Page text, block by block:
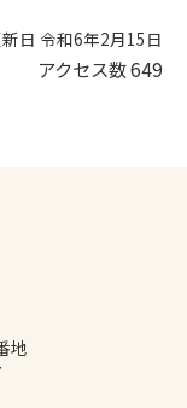
日 令和6年2月15日
アクセス数649
地